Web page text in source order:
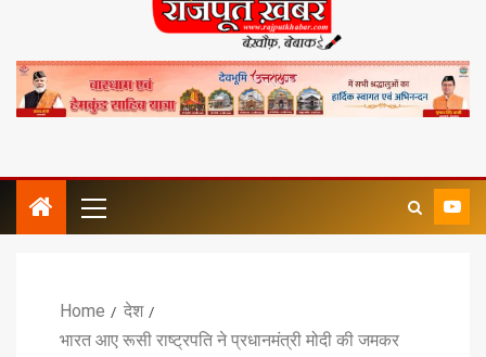
Home
देश
भारत आए रूसी राष्ट्रपति ने प्रधानमंत्री मोदी की जमकर